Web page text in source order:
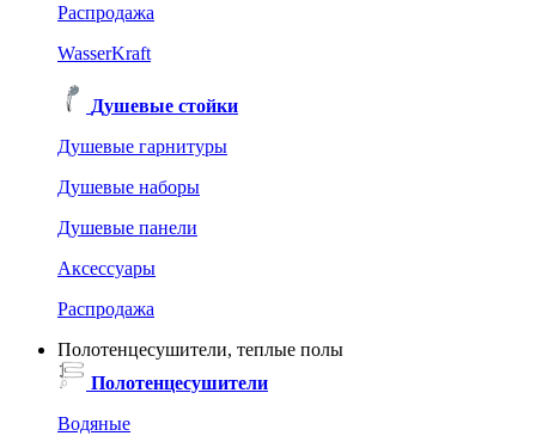
Распродажа
WasserKraft
Душевые стойки
Душевые гарнитуры
Душевые наборы
Душевые панели
Аксессуары
Распродажа
Полотенцесушители, теплые полы
Полотенцесушители
Водяные